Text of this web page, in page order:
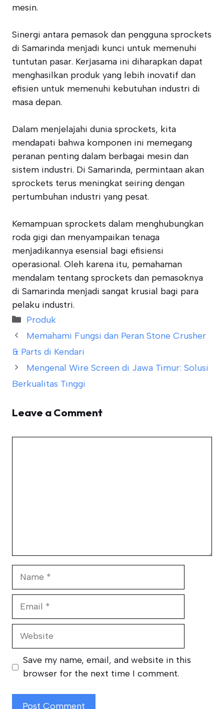
mesin.
Sinergi antara pemasok dan pengguna sprockets
di Samarinda menjadi kunci untuk memenuhi
tuntutan pasar. Kerjasama ini diharapkan dapat
menghasilkan produk yang lebih inovatif dan
efisien untuk memenuhi kebutuhan industri di
masa depan.
Dalam menjelajahi dunia sprockets, kita
mendapati bahwa komponen ini memegang
peranan penting dalam berbagai mesin dan
sistem industri. Di Samarinda, permintaan akan
sprockets terus meningkat seiring dengan
pertumbuhan industri yang pesat.
Kemampuan sprockets dalam menghubungkan
roda gigi dan menyampaikan tenaga
menjadikannya esensial bagi efisiensi
operasional. Oleh karena itu, pemahaman
mendalam tentang sprockets dan pemasoknya
di Samarinda menjadi sangat krusial bagi para
pelaku industri.
Categories
Produk
Memahami Fungsi dan Peran Stone Crusher
& Parts di Kendari
Mengenal Wire Screen di Jawa Timur: Solusi
Berkualitas Tinggi
Leave a Comment
Website
Save my name, email, and website in this
browser for the next time I comment.